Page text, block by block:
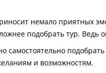
немало приятных
подобрать тур.
самостоятельно
и возможностям.